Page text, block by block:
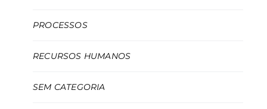
PROCESSOS
RECURSOS HUMANOS
SEM CATEGORIA